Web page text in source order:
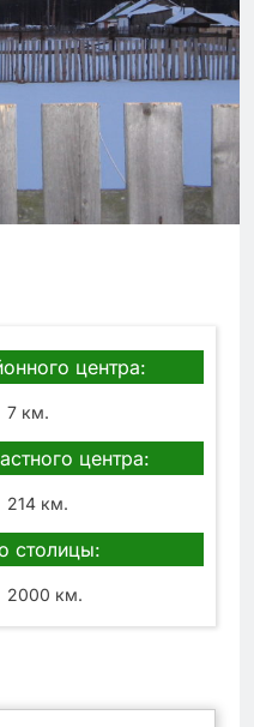
центра:
7 км.
центра:
214 км.
столицы:
2000 км.